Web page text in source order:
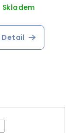
Skladem
Detail